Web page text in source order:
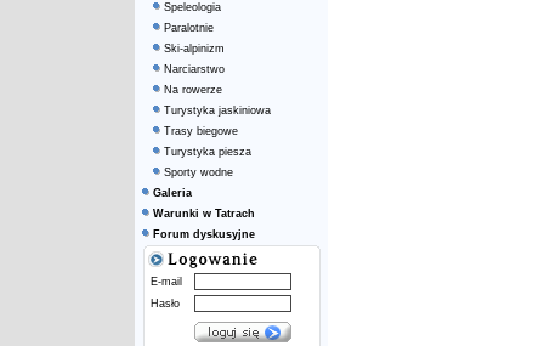
Speleologia
Paralotnie
Ski-alpinizm
Narciarstwo
Na rowerze
Turystyka jaskiniowa
Trasy biegowe
Turystyka piesza
Sporty wodne
Galeria
Warunki w Tatrach
Forum dyskusyjne
E-mail
Hasło